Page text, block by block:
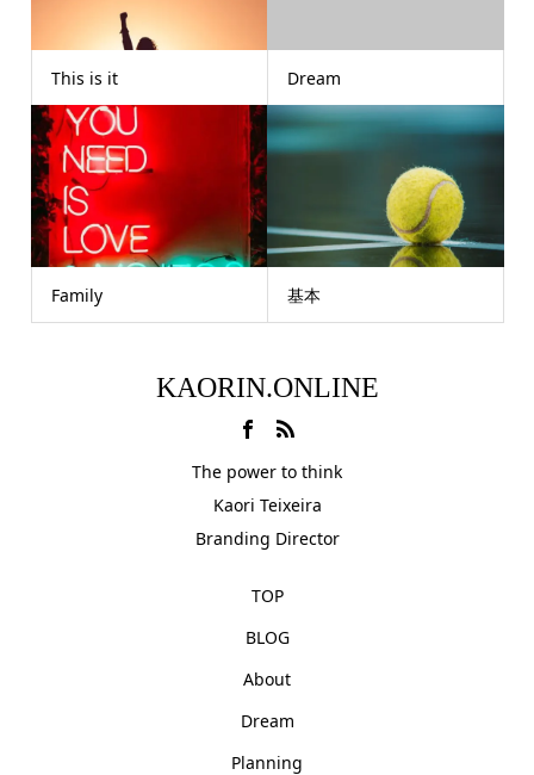
This is it Dream
Family 基本
KAORIN.ONLINE
The power to think
Kaori Teixeira
Branding Director
TOP
BLOG
About
Dream
Planning